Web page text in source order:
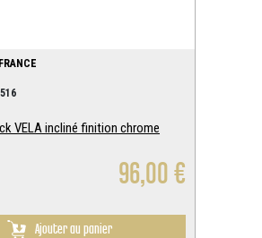
VELA incliné finition chrome
96,00 €
Ajouter au panier